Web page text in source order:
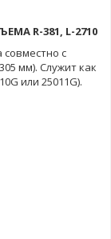
R-381, L-2710
с
мм). Служит как
или 25011G).